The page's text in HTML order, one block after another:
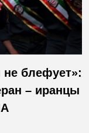
не блефует»:
– иранцы